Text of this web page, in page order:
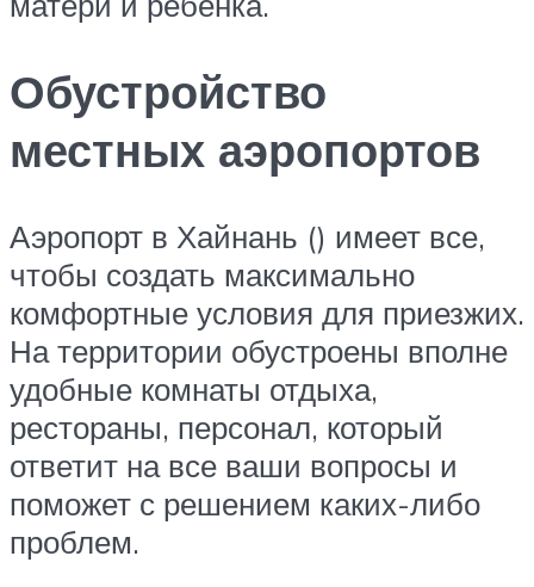
Обустройство
местных аэропортов
Аэропорт в Хайнань () имеет все,
чтобы создать максимально
комфортные условия для приезжих.
На территории обустроены вполне
удобные комнаты отдыха,
рестораны, персонал, который
ответит на все ваши вопросы и
поможет с решением каких-либо
проблем.